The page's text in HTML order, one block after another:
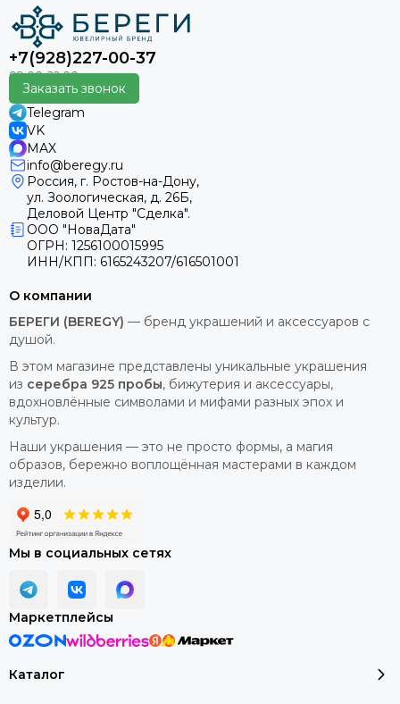
+7(928)227-00-37
Заказать звонок
Telegram
VK
MAX
info@beregy.ru
Россия, г. Ростов-на-Дону,
ул. Зоологическая, д. 26Б,
Деловой Центр "Сделка".
ООО "НоваДата"
ОГРН: 1256100015995
ИНН/КПП: 6165243207/616501001
Каталог
О компании
БЕРЕГИ (BEREGY) — бренд украшений и аксессуаров с
душой.
В этом магазине представлены уникальные украшения
из серебра 925 пробы, бижутерия и аксессуары,
вдохновлённые символами и мифами разных эпох и
культур.
Наши украшения — это не просто формы, а магия
образов, бережно воплощённая мастерами в каждом
изделии.
Мы в социальных сетях
Маркетплейсы